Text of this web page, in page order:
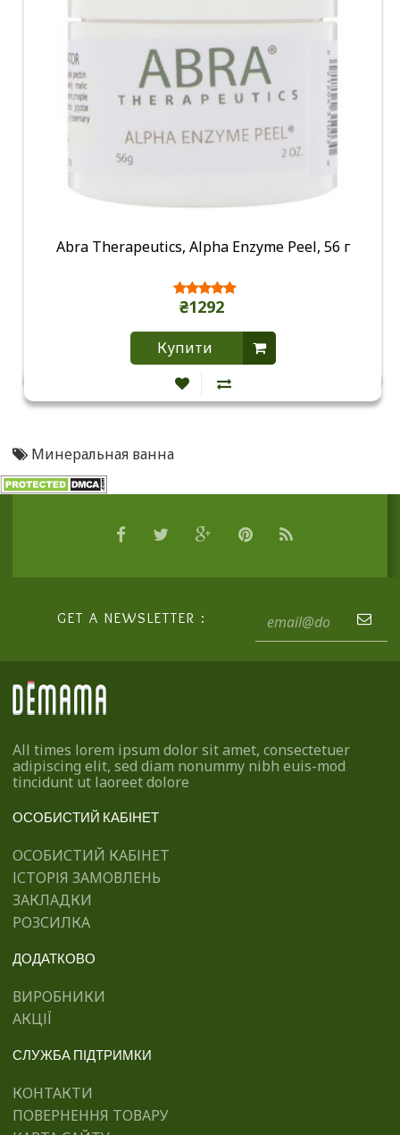
Abra Therapeutics, Alpha Enzyme Peel, 56 г
₴1292
Купити
Минеральная ванна
GET A NEWSLETTER :
All times lorem ipsum dolor sit amet, consectetuer
adipiscing elit, sed diam nonummy nibh euis-mod
tincidunt ut laoreet dolore
ОСОБИСТИЙ КАБІНЕТ
ОСОБИСТИЙ КАБІНЕТ
ІСТОРІЯ ЗАМОВЛЕНЬ
ЗАКЛАДКИ
РОЗСИЛКА
ДОДАТКОВО
ВИРОБНИКИ
АКЦІЇ
СЛУЖБА ПІДТРИМКИ
КОНТАКТИ
ПОВЕРНЕННЯ ТОВАРУ